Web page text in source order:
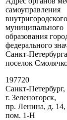
самоуправления
внутригородского
муниципального
образования
федерального
Санкт-Петербурга
поселок
197720
Санкт-Петербург,
г. Зеленогорск,
пр. Ленина, д.
пом. 1-Н